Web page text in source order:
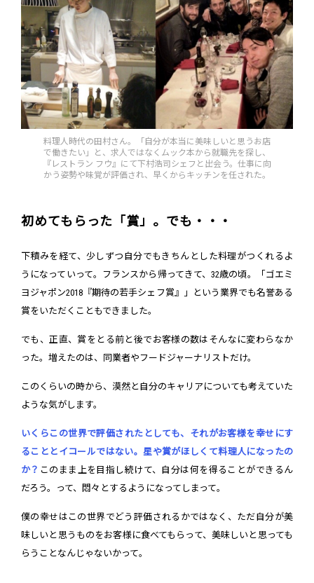
料理人時代の田村さん。「自分が本当に美味しいと思うお店
で働きたい」と、求人ではなくムック本から就職先を探し、
『レストラン フウ』にて下村浩司シェフと出会う。仕事に向
かう姿勢や味覚が評価され、早くからキッチンを任された。
初めてもらった「賞」。でも・・・
下積みを経て、少しずつ自分でもきちんとした料理がつくれるよ
うになっていって。フランスから帰ってきて、32歳の頃。「ゴエミ
ヨジャポン2018『期待の若手シェフ賞』」という業界でも名誉ある
賞をいただくこともできました。
でも、正直、賞をとる前と後でお客様の数はそんなに変わらなか
った。増えたのは、同業者やフードジャーナリストだけ。
このくらいの時から、漠然と自分のキャリアについても考えていた
ような気がします。
いくらこの世界で評価されたとしても、それがお客様を幸せにす
ることとイコールではない。星や賞がほしくて料理人になったの
か？ このまま上を目指し続けて、自分は何を得ることができるん
だろう。って、悶々とするようになってしまって。
僕の幸せはこの世界でどう評価されるかではなく、ただ自分が美
味しいと思うものをお客様に食べてもらって、美味しいと思っても
らうことなんじゃないかって。